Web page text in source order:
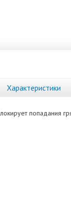
Характеристики
попадания